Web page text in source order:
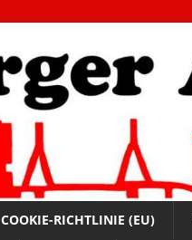
COOKIE-RICHTLINIE (EU)